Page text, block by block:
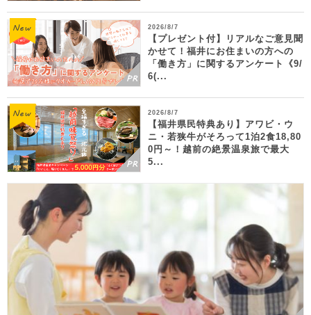
2026/8/7
【プレゼント付】リアルなご意見聞
かせて！福井にお住まいの方への
「働き方」に関するアンケート《9/
6(...
2026/8/7
【福井県民特典あり】アワビ・ウ
ニ・若狭牛がそろって1泊2食18,80
0円～！越前の絶景温泉旅で最大
5...